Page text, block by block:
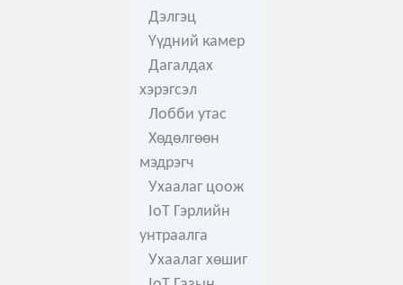
Дэлгэц
Үүдний камер
Дагалдах
хэрэгсэл
Лобби утас
Хөдөлгөөн
мэдрэгч
Ухаалаг цоож
IoT Гэрлийн
унтраалга
Ухаалаг хөшиг